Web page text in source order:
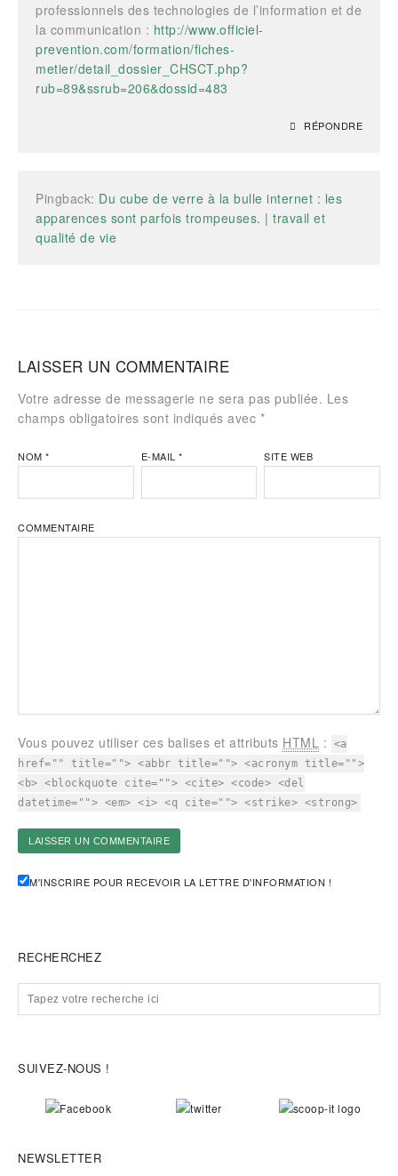
professionnels des technologies de l’information et de
la communication : http://www.officiel-
prevention.com/formation/fiches-
metier/detail_dossier_CHSCT.php?
rub=89&ssrub=206&dossid=483
RÉPONDRE
Pingback: Du cube de verre à la bulle internet : les
apparences sont parfois trompeuses. | travail et
qualité de vie
LAISSER UN COMMENTAIRE
Votre adresse de messagerie ne sera pas publiée. Les
champs obligatoires sont indiqués avec *
NOM * E-MAIL* SITE WEB
COMMENTAIRE
Vous pouvez utiliser ces balises et attributs HTML :
<a
href="" title=""> <abbr title=""> <acronym title="">
<b> <blockquote cite=""> <cite> <code> <del
datetime=""> <em> <i> <q cite=""> <strike> <strong>
M'INSCRIRE POUR RECEVOIR LA LETTRE D'INFORMATION !
RECHERCHEZ
SUIVEZ-NOUS !
NEWSLETTER